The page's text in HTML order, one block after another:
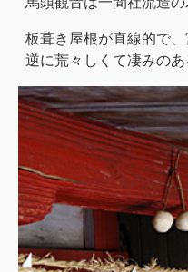
板葺き屋根が直線的で、
逆に荒々しくて凄みのあ